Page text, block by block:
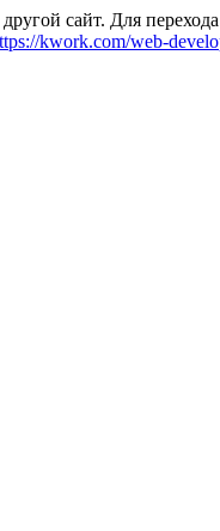
сайт. Для
kwork.com/web-